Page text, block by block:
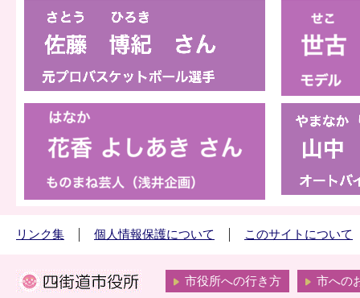
リンク集 個人情報保護について このサイトについて
市役所への行き方 市への